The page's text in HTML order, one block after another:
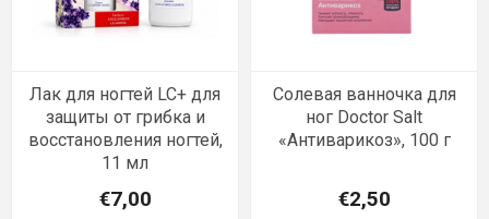
Лак для ногтей LC+ для
защиты от грибка и
восстановления ногтей,
11 мл
€7,00
Солевая ванночка для
ног Doctor Salt
«Антиварикоз», 100 г
€2,50